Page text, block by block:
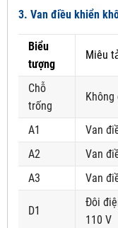
3. Van điều khiển
Biểu
tượng
Miêu
Chỗ
trống
A1
Van
A2
Van
A3
Van
D1
Đôi
110 V